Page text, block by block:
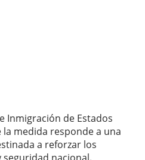
Inmigración de Estados
la medida responde a una
a reforzar los